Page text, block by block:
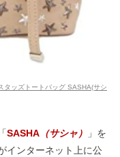
ッズトートバッグ SASHA(サシ
SASHA （サシャ）
」を
インターネット上に公